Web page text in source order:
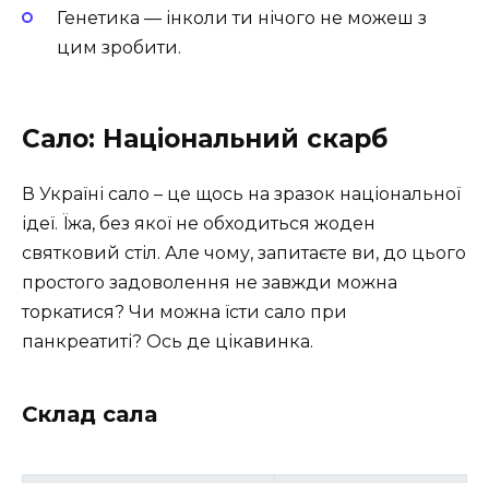
Генетика — інколи ти нічого не можеш з
цим зробити.
Сало: Національний скарб
В Україні сало – це щось на зразок національної
ідеї. Їжа, без якої не обходиться жоден
святковий стіл. Але чому, запитаєте ви, до цього
простого задоволення не завжди можна
торкатися? Чи можна їсти сало при
панкреатиті? Ось де цікавинка.
Склад сала